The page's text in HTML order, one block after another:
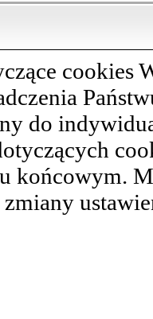
cookies
do
końcowym.
zmiany